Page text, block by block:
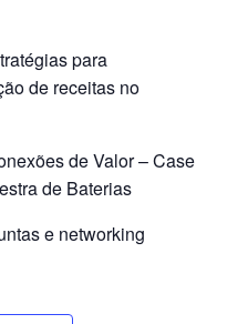
para
de receitas no
de Valor – Case
de Baterias
e networking